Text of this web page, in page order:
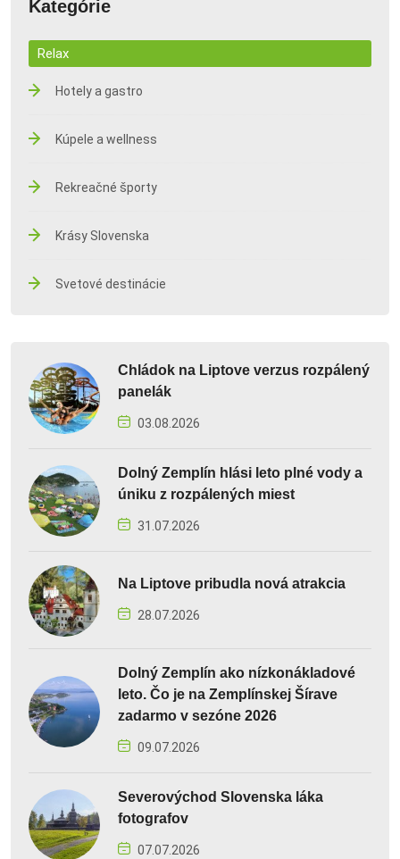
Kategórie
Relax
Hotely a gastro
Kúpele a wellness
Rekreačné športy
Krásy Slovenska
Svetové destinácie
Chládok na Liptove verzus rozpálený
panelák
03.08.2026
Dolný Zemplín hlási leto plné vody a
úniku z rozpálených miest
31.07.2026
Na Liptove pribudla nová atrakcia
28.07.2026
Dolný Zemplín ako nízkonákladové
leto. Čo je na Zemplínskej Šírave
zadarmo v sezóne 2026
09.07.2026
Severovýchod Slovenska láka
fotografov
07.07.2026